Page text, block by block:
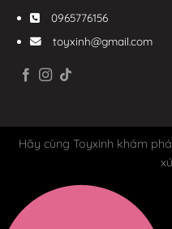
0965776156
toyxinh@gmail.com
Hãy cùng Toyxinh khám